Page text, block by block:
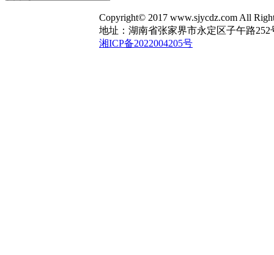
Copyright© 2017 www.sjycdz.com All
地址：湖南省张家界市永定区子午路252
湘ICP备2022004205号